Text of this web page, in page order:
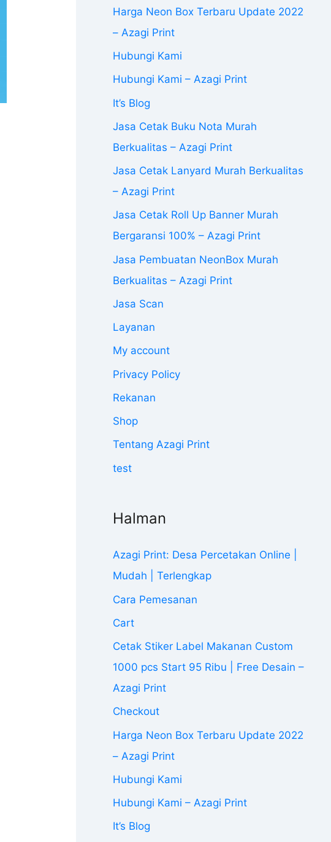
Harga Neon Box Terbaru Update 2022
– Azagi Print
Hubungi Kami
Hubungi Kami – Azagi Print
It’s Blog
Jasa Cetak Buku Nota Murah
Berkualitas – Azagi Print
Jasa Cetak Lanyard Murah Berkualitas
– Azagi Print
Jasa Cetak Roll Up Banner Murah
Bergaransi 100% – Azagi Print
Jasa Pembuatan NeonBox Murah
Berkualitas – Azagi Print
Jasa Scan
Layanan
My account
Privacy Policy
Rekanan
Shop
Tentang Azagi Print
test
Halman
Azagi Print: Desa Percetakan Online |
Mudah | Terlengkap
Cara Pemesanan
Cart
Cetak Stiker Label Makanan Custom
1000 pcs Start 95 Ribu | Free Desain –
Azagi Print
Checkout
Harga Neon Box Terbaru Update 2022
– Azagi Print
Hubungi Kami
Hubungi Kami – Azagi Print
It’s Blog